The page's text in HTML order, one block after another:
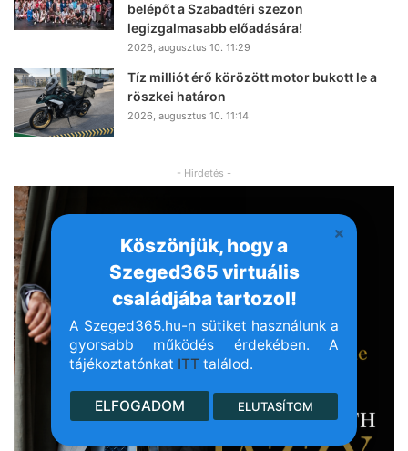
Köszönjük, hogy a
Szeged365 virtuális
családjába tartozol!
A Szeged365.hu-n sütiket használunk a
gyorsabb működés érdekében. A
tájékoztatónkat ITT találod.
ELFOGADOM ELUTASÍTOM
belépőt a Szabadtéri szezon
legizgalmasabb előadására!
2026, augusztus 10. 11:29
Tíz milliót érő körözött motor bukott le a
röszkei határon
2026, augusztus 10. 11:14
- Hirdetés -